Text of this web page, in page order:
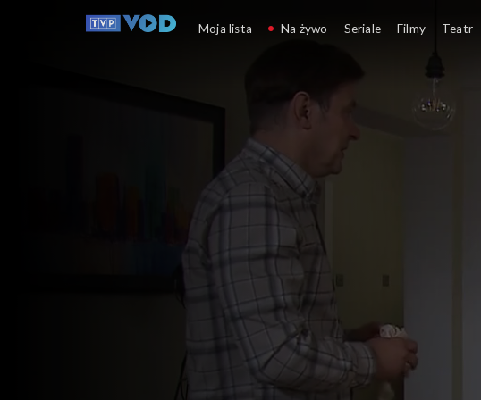
Klan
Moja lista Na żywo Seriale Filmy Teatr